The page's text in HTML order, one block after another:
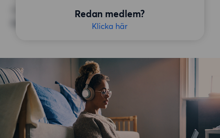
Redan medlem?
Klicka här
ÖVRIGA PREFERENSER
Inga speciella preferenser